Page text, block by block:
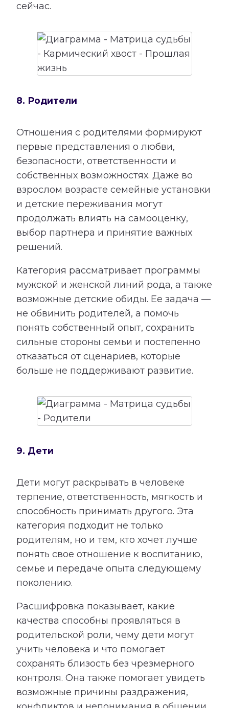
сейчас.
8. Родители
Отношения с родителями формируют
первые представления о любви,
безопасности, ответственности и
собственных возможностях. Даже во
взрослом возрасте семейные установки
и детские переживания могут
продолжать влиять на самооценку,
выбор партнера и принятие важных
решений.
Категория рассматривает программы
мужской и женской линий рода, а также
возможные детские обиды. Ее задача —
не обвинить родителей, а помочь
понять собственный опыт, сохранить
сильные стороны семьи и постепенно
отказаться от сценариев, которые
больше не поддерживают развитие.
9. Дети
Дети могут раскрывать в человеке
терпение, ответственность, мягкость и
способность принимать другого. Эта
категория подходит не только
родителям, но и тем, кто хочет лучше
понять свое отношение к воспитанию,
семье и передаче опыта следующему
поколению.
Расшифровка показывает, какие
качества способны проявляться в
родительской роли, чему дети могут
учить человека и что помогает
сохранять близость без чрезмерного
контроля. Она также помогает увидеть
возможные причины раздражения,